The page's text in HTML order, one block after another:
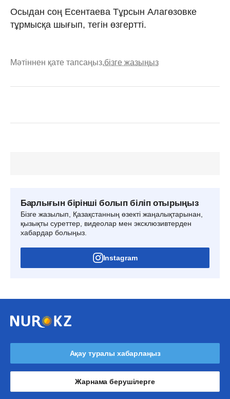
Осыдан соң Есентаева Тұрсын Алагөзовке
тұрмысқа шығып, тегін өзгертті.
Мәтіннен қате тапсаңыз,бізге жазыңыз
Барлығын бірінші болып біліп отырыңыз
Бізге жазылып, Қазақстанның өзекті жаңалықтарынан,
қызықты суреттер, видеолар мен эксклюзивтерден
хабардар болыңыз.
Instagram
Ақау туралы хабарлаңыз
Жарнама берушілерге